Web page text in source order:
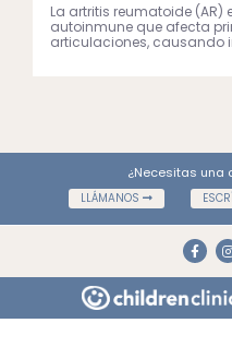
La artritis reumatoide
autoinmune que afecta
articulaciones, causando
¿Necesitas una
LLÁMANOS